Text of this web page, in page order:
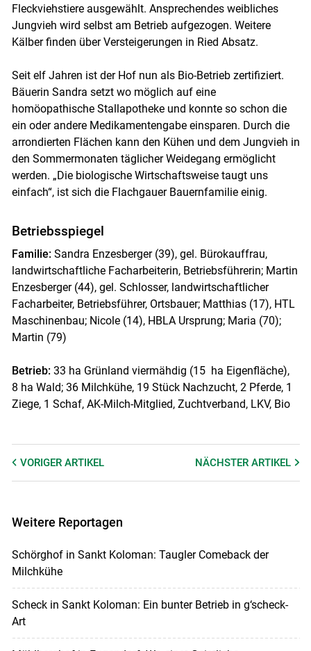
Fleckviehstiere ausgewählt. Ansprechendes weibliches
Jungvieh wird selbst am Betrieb aufgezogen. Weitere
Kälber finden über Versteigerungen in Ried Absatz.
Seit elf Jahren ist der Hof nun als Bio-Betrieb zertifiziert.
Bäuerin Sandra setzt wo möglich auf eine
homöopathische Stallapotheke und konnte so schon die
ein oder andere Medikamentengabe einsparen. Durch die
arrondierten Flächen kann den Kühen und dem Jungvieh in
den Sommermonaten täglicher Weidegang ermöglicht
werden. „Die biologische Wirtschaftsweise taugt uns
einfach“, ist sich die Flachgauer Bauernfamilie einig.
Betriebsspiegel
Familie: Sandra Enzesberger (39), gel. Bürokauffrau,
landwirtschaftliche Facharbeiterin, Betriebsführerin; Martin
Enzesberger (44), gel. Schlosser, landwirtschaftlicher
Facharbeiter, Betriebsführer, Ortsbauer; Matthias (17), HTL
Maschinenbau; Nicole (14), HBLA Ursprung; Maria (70);
Martin (79)
Betrieb:33 ha Grünland viermähdig (15 ha Eigenfläche),
8 ha Wald; 36 Milchkühe, 19 Stück Nachzucht, 2 Pferde, 1
Ziege, 1 Schaf, AK-Milch-Mitglied, Zuchtverband, LKV, Bio
VORIGER ARTIKEL NÄCHSTERARTIKEL
Weitere Reportagen
Schörghof in Sankt Koloman: Taugler Comeback der
Milchkühe
Scheck in Sankt Koloman: Ein bunter Betrieb in g‘scheck-
Art